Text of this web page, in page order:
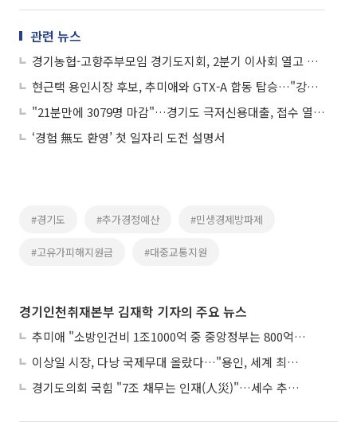
관련 뉴스
경기농협-고향주부모임 경기도지회, 2분기 이사회 열고 사회공헌 활성화 논의
현근택 용인시장 후보, 추미애와 GTX-A 합동 탑승…"강남권 30분대 교통혁명"
"21분만에 3079명 마감"…경기도 극저신용대출, 접수 열자마자 폭주했다
‘경험 無도 환영’ 첫 일자리 도전 설명서
#경기도 #추가경정예산 #민생경제방파제
#고유가피해지원금 #대중교통지원
경기인천취재본부 김재학 기자의 주요 뉴스
추미애 "소방인건비 1조1000억 중 중앙정부는 800억뿐"
이상일 시장, 다낭 국제무대 올랐다…"용인, 세계 최대 반도체 도시 된다"
경기도의회 국힘 "7조 채무는 인재(人災)"…세수 추계 조작 의혹 제기